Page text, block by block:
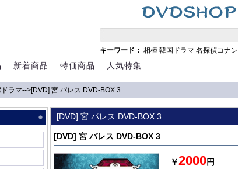
キーワード： 相棒 韓国ドラマ 名探偵コナン
新着商品 特価商品 人気特集
ラマ-->[DVD] 宮 パレス DVD-BOX 3
[DVD] 宮 パレス DVD-BOX 3
[DVD] 宮 パレス DVD-BOX 3
￥2000円